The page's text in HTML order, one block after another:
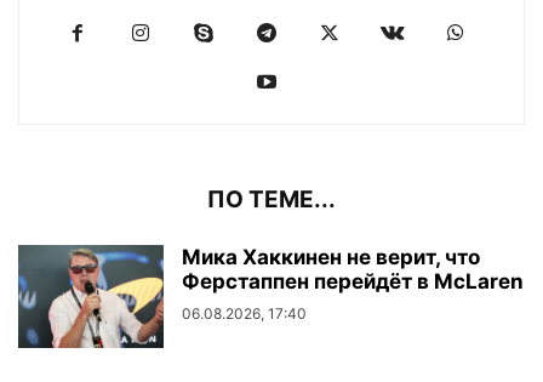
ПО ТЕМЕ...
Мика Хаккинен не верит, что
Ферстаппен перейдёт в McLaren
06.08.2026, 17:40